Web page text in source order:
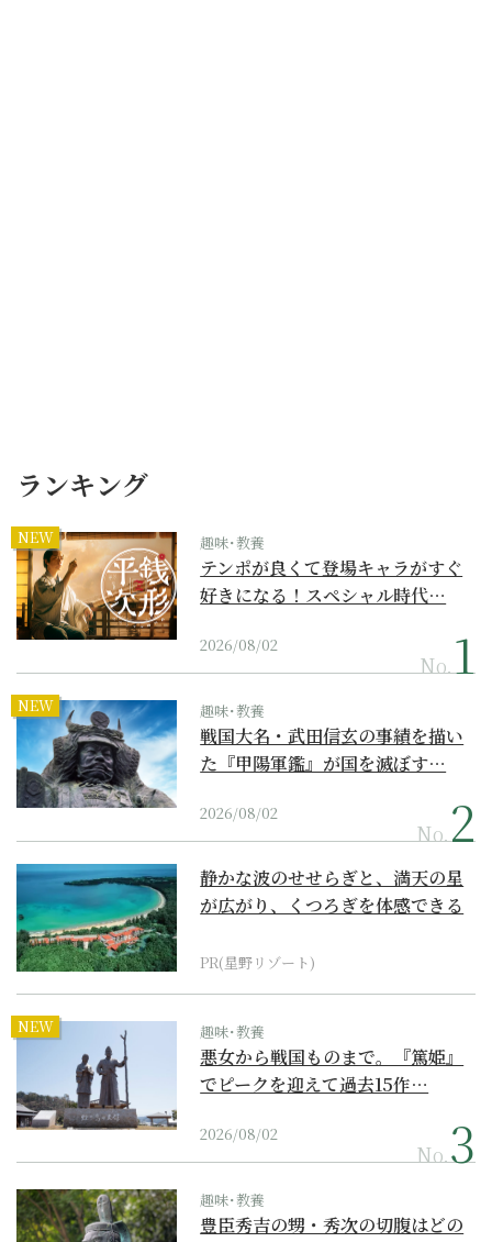
ランキング
NEW 趣味･教養
テンポが良くて登場キャラがすぐ
好きになる！スペシャル時代…
2026/08/02
No.
NEW 趣味･教養
戦国大名・武田信玄の事績を描い
た『甲陽軍鑑』が国を滅ぼす…
2026/08/02
No.
静かな波のせせらぎと、満天の星
が広がり、くつろぎを体感できる
PR(星野リゾート)
NEW 趣味･教養
悪女から戦国ものまで。『篤姫』
でピークを迎えて過去15作…
2026/08/02
No.
趣味･教養
豊臣秀吉の甥・秀次の切腹はどの